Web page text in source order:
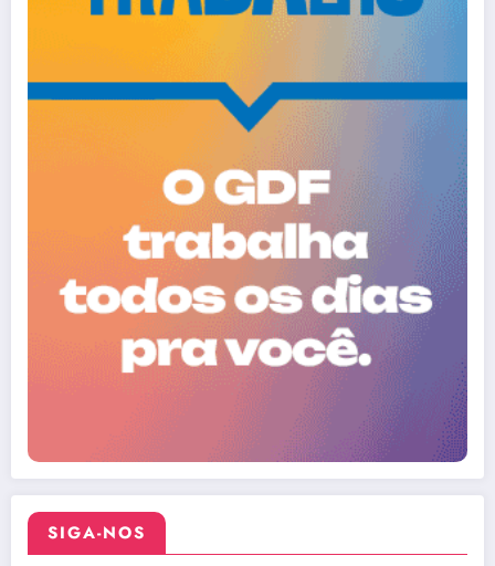
SIGA-NOS